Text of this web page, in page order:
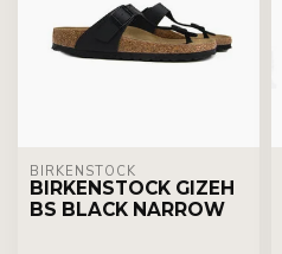
BIRKENSTOCK
BIRKENSTOCK GIZEH
BS BLACK NARROW